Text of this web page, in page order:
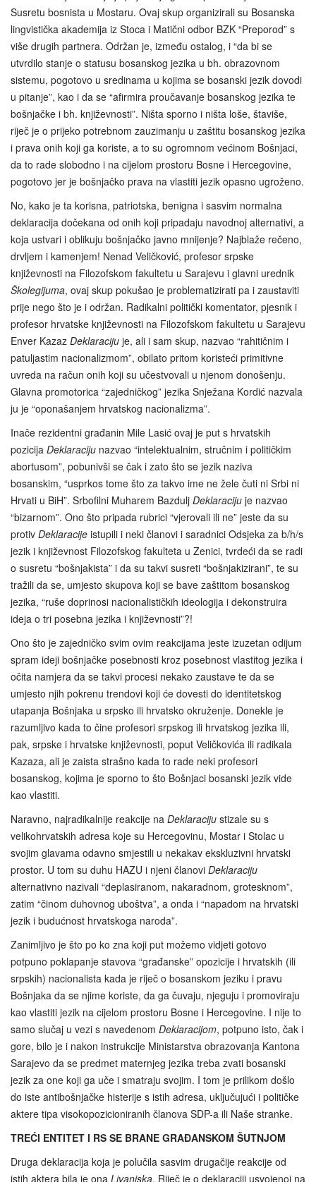
Susretu bosnista u Mostaru. Ovaj skup organizirali su Bosanska
lingvistička akademija iz Stoca i Matični odbor BZK “Preporod” s
više drugih partnera. Održan je, između ostalog, i “da bi se
utvrdilo stanje o statusu bosanskog jezika u bh. obrazovnom
sistemu, pogotovo u sredinama u kojima se bosanski jezik dovodi
u pitanje”, kao i da se “afirmira proučavanje bosanskog jezika te
bošnjačke i bh. književnosti”. Ništa sporno i ništa loše, štaviše,
riječ je o prijeko potrebnom zauzimanju u zaštitu bosanskog jezika
i prava onih koji ga koriste, a to su ogromnom većinom Bošnjaci,
da to rade slobodno i na cijelom prostoru Bosne i Hercegovine,
pogotovo jer je bošnjačko prava na vlastiti jezik opasno ugroženo.
No, kako je ta korisna, patriotska, benigna i sasvim normalna
deklaracija dočekana od onih koji pripadaju navodnoj alternativi, a
koja ustvari i oblikuju bošnjačko javno mnijenje? Najblaže rečeno,
drvljem i kamenjem! Nenad Veličković, profesor srpske
književnosti na Filozofskom fakultetu u Sarajevu i glavni urednik
Školegijuma, ovaj skup pokušao je problematizirati pa i zaustaviti
prije nego što je i održan. Radikalni politički komentator, pjesnik i
profesor hrvatske književnosti na Filozofskom fakultetu u Sarajevu
Enver Kazaz Deklaraciju je, ali i sam skup, nazvao “rahitičnim i
patuljastim nacionalizmom”, obilato pritom koristeći primitivne
uvreda na račun onih koji su učestvovali u njenom donošenju.
Glavna promotorica “zajedničkog” jezika Snježana Kordić nazvala
ju je “oponašanjem hrvatskog nacionalizma”.
Inače rezidentni građanin Mile Lasić ovaj je put s hrvatskih
pozicija Deklaraciju nazvao “intelektualnim, stručnim i političkim
abortusom”, pobunivši se čak i zato što se jezik naziva
bosanskim, “usprkos tome što za takvo ime ne žele čuti ni Srbi ni
Hrvati u BiH”. Srbofilni Muharem Bazdulj Deklaraciju je nazvao
“bizarnom”. Ono što pripada rubrici “vjerovali ili ne” jeste da su
protiv Deklaracije istupili i neki članovi i saradnici Odsjeka za b/h/s
jezik i književnost Filozofskog fakulteta u Zenici, tvrdeći da se radi
o susretu “bošnjakista” i da su takvi susreti “bošnjakizirani”, te su
tražili da se, umjesto skupova koji se bave zaštitom bosanskog
jezika, “ruše doprinosi nacionalističkih ideologija i dekonstruira
ideja o tri posebna jezika i književnosti”?!
Ono što je zajedničko svim ovim reakcijama jeste izuzetan odijum
spram ideji bošnjačke posebnosti kroz posebnost vlastitog jezika i
očita namjera da se takvi procesi nekako zaustave te da se
umjesto njih pokrenu trendovi koji će dovesti do identitetskog
utapanja Bošnjaka u srpsko ili hrvatsko okruženje. Donekle je
razumljivo kada to čine profesori srpskog ili hrvatskog jezika ili,
pak, srpske i hrvatske književnosti, poput Veličkovića ili radikala
Kazaza, ali je zaista strašno kada to rade neki profesori
bosanskog, kojima je sporno to što Bošnjaci bosanski jezik vide
kao vlastiti.
Naravno, najradikalnije reakcije na Deklaraciju stizale su s
velikohrvatskih adresa koje su Hercegovinu, Mostar i Stolac u
svojim glavama odavno smjestili u nekakav ekskluzivni hrvatski
prostor. U tom su duhu HAZU i njeni članovi Deklaraciju
alternativno nazivali “deplasiranom, nakaradnom, grotesknom”,
zatim “činom duhovnog uboštva”, a onda i “napadom na hrvatski
jezik i budućnost hrvatskoga naroda”.
Zanimljivo je što po ko zna koji put možemo vidjeti gotovo
potpuno poklapanje stavova “građanske” opozicije i hrvatskih (ili
srpskih) nacionalista kada je riječ o bosanskom jeziku i pravu
Bošnjaka da se njime koriste, da ga čuvaju, njeguju i promoviraju
kao vlastiti jezik na cijelom prostoru Bosne i Hercegovine. I nije to
samo slučaj u vezi s navedenom Deklaracijom, potpuno isto, čak i
gore, bilo je i nakon instrukcije Ministarstva obrazovanja Kantona
Sarajevo da se predmet maternjeg jezika treba zvati bosanski
jezik za one koji ga uče i smatraju svojim. I tom je prilikom došlo
do iste antibošnjačke histerije s istih adresa, uključujući i političke
aktere tipa visokopozicioniranih članova SDP-a ili Naše stranke.
TREĆI ENTITET I RS SE BRANE GRAĐANSKOM ŠUTNJOM
Druga deklaracija koja je polučila sasvim drugačije reakcije od
istih aktera bila je ona Livanjska. Riječ je o deklaraciji usvojenoj na